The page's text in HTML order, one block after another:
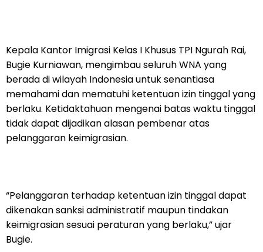
Kepala Kantor Imigrasi Kelas I Khusus TPI Ngurah Rai,
Bugie Kurniawan, mengimbau seluruh WNA yang
berada di wilayah Indonesia untuk senantiasa
memahami dan mematuhi ketentuan izin tinggal yang
berlaku. Ketidaktahuan mengenai batas waktu tinggal
tidak dapat dijadikan alasan pembenar atas
pelanggaran keimigrasian.
“Pelanggaran terhadap ketentuan izin tinggal dapat
dikenakan sanksi administratif maupun tindakan
keimigrasian sesuai peraturan yang berlaku,” ujar
Bugie.